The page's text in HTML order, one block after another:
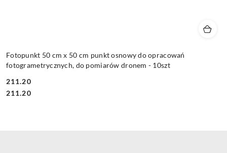
Fotopunkt 50 cm x 50 cm punkt osnowy do opracowań
fotogrametrycznych, do pomiarów dronem - 10szt
Cena:
211.20
Cena:
211.20